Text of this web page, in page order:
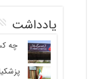
یادداشت
چه